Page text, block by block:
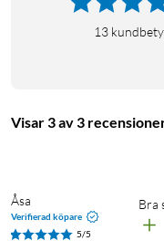
Material: Syntetiskt
Funktion: Automatisk
Användarguide
13
Visar 3 av 3
Åsa
Verifierad köpare
5/5